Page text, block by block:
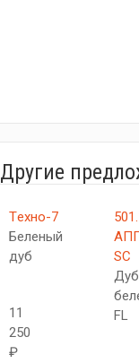
Другие
Tехно-7
Беленый
дуб
11
250
₽
SC
Дуб
FL